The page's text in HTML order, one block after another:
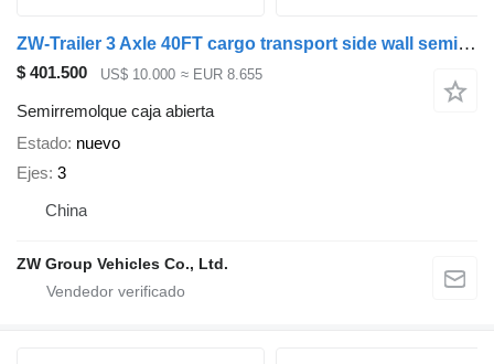
ZW-Trailer 3 Axle 40FT cargo transport side wall semi-trailer for sudan
$ 401.500 US$ 10.000 ≈ EUR 8.655
Semirremolque caja abierta
Estado nuevo
Ejes 3
China
ZW Group Vehicles Co., Ltd.